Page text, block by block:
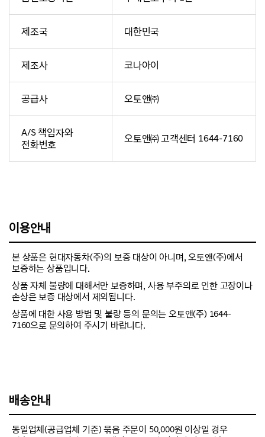
제조국 대한민국
제조사 코나아이
공급사 오토앤㈜
A/S 책임자와
전화번호
오토앤㈜ 고객센터 1644-7160
이용안내
본 상품은 현대자동차(주)의 보증 대상이 아니며, 오토앤(주)에서
보증하는 상품입니다.
상품 자체 불량에 대해서만 보증하며, 사용 부주의로 인한 고장이나
손상은 보증 대상에서 제외됩니다.
상품에 대한 사용 방법 및 불량 등의 문의는 오토앤(주) 1644-
7160으로 문의하여 주시기 바랍니다.
배송안내
동일업체(공급업체 기준) 묶음 주문이 50,000원 이상일 경우